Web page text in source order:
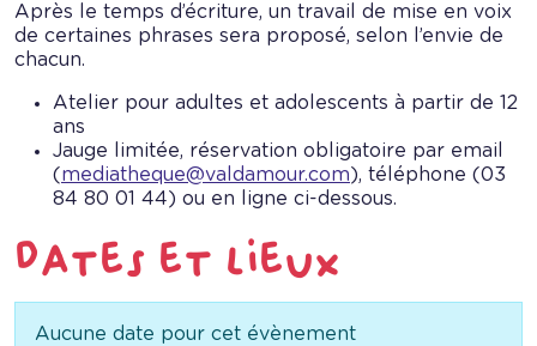
Après le temps d’écriture, un travail de mise en voix
de certaines phrases sera proposé, selon l’envie de
chacun.
Atelier pour adultes et adolescents à partir de 12
ans
Jauge limitée, réservation obligatoire par email
(mediatheque@valdamour.com), téléphone (03
84 80 01 44) ou en ligne ci-dessous.
Info
Aucune date pour cet évènement